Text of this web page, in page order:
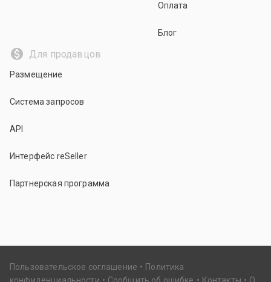
Оплата
Блог
Для продавцов
Размещение
Система запросов
API
Интерфейс reSeller
Партнерская программа
Пользовательское соглашение
Политика